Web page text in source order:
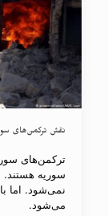
نقش ترکمن‌های
ترکمن‌های
سوریه هستند.
نمی‌شود. اما
می‌شود.